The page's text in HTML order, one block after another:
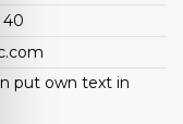
40
put own text in